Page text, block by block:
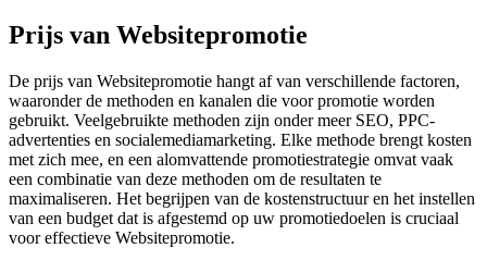
Prijs van Websitepromotie
De prijs van Websitepromotie hangt af van verschillende factoren,
waaronder de methoden en kanalen die voor promotie worden
gebruikt. Veelgebruikte methoden zijn onder meer SEO, PPC-
advertenties en socialemediamarketing. Elke methode brengt kosten
met zich mee, en een alomvattende promotiestrategie omvat vaak
een combinatie van deze methoden om de resultaten te
maximaliseren. Het begrijpen van de kostenstructuur en het instellen
van een budget dat is afgestemd op uw promotiedoelen is cruciaal
voor effectieve Websitepromotie.